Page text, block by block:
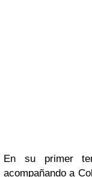
En su primer
acompañando a